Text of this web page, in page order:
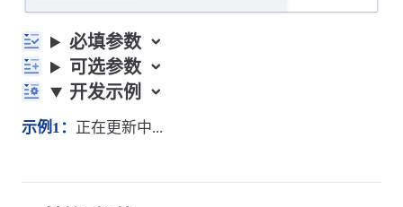
必填参数
可选参数
开发示例
示例1： 正在更新中...